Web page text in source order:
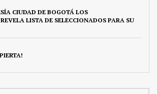
CIUDAD DE BOGOTÁ LOS
LISTA DE SELECCIONADOS PARA SU